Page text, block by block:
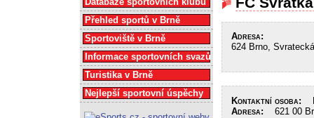
Adresa:
624 Brno,
Kontaktní osoba:
Adresa: 621 00
Přehled sportů v Brně
Sportoviště v Brně
Informace sportovních svazů
Turistika v Brně
Nejlepší sportovní úspěchy